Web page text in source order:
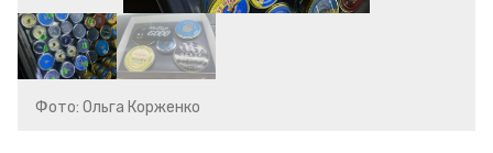
Фото: Ольга Корженко